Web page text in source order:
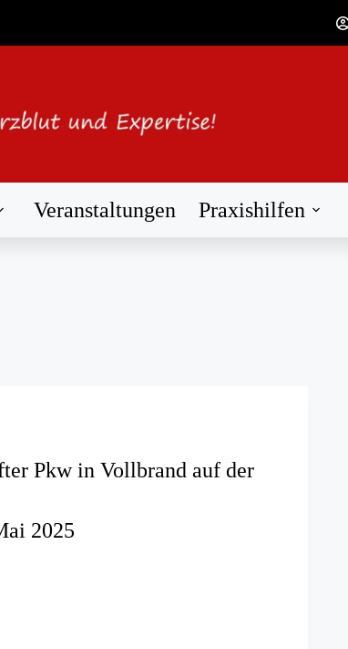
Veranstaltungen Praxishilfen
Pkw in Vollbrand auf der
2025